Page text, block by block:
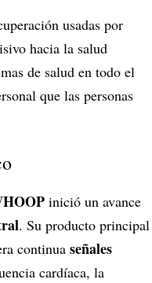
usadas por
hacia la salud
de salud en todo el
que las personas
inició un avance
. Su producto principal
continua señales
cardíaca, la